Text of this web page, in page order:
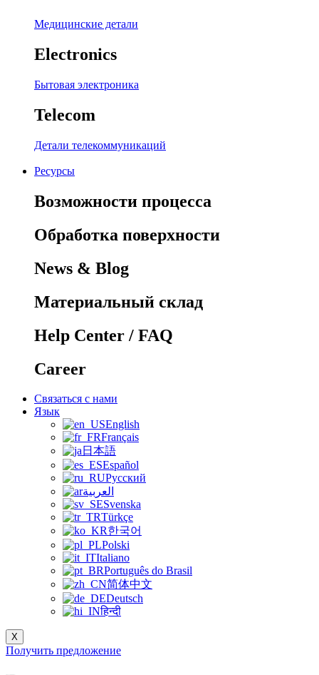
Медицинские детали
Electronics
Бытовая электроника
Telecom
Детали телекоммуникаций
Ресурсы
Возможности процесса
Обработка поверхности
News & Blog
Материальный склад
Help Center / FAQ
Career
Связаться с нами
Язык
English
Français
日本語
Español
Русский
العربية
Svenska
Türkçe
한국어
Polski
Italiano
Português do Brasil
简体中文
Deutsch
हिन्दी
X
Получить предложение